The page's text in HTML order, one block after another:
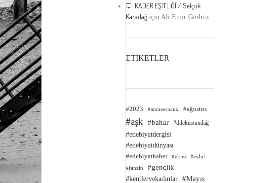
KADER EŞİTLİĞİ / Selçuk
Karadağ için Ali Emir Gürbüz
ETİKETLER
#2023 #annieernaux #ağustos
#aşk #bahar #dileküstündağ
#edebiyatdergisi
#edebiyatdünyası
#edebiyathaber #ekim #eylül
#fanzin
#gençlik
#kentlervekadınlar #Mayıs